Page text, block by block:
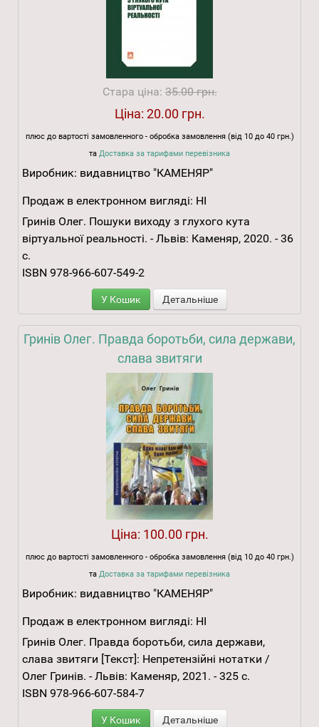
Стара ціна:35.00 грн.
Ціна: 20.00 грн.
плюс до вартості замовленного - обробка замовлення (від 10 до 40 грн.)
та Доставка за тарифами перевізника
Виробник: видавництво "КАМЕНЯР"
Продаж в електронном вигляді: НІ
Гринів Олег. Пошуки виходу з глухого кута
віртуальної реальності. - Львів: Каменяр, 2020. - 36
с.
ISBN 978-966-607-549-2
У Кошик Детальніше
Гринів Олег. Правда боротьби, сила держави,
слава звитяги
Ціна: 100.00 грн.
плюс до вартості замовленного - обробка замовлення (від 10 до 40 грн.)
та Доставка за тарифами перевізника
Виробник: видавництво "КАМЕНЯР"
Продаж в електронном вигляді: НІ
Гринів Олег. Правда боротьби, сила держави,
слава звитяги [Текст]: Непретензійні нотатки /
Олег Гринів. - Львів: Каменяр, 2021. - 325 с.
ISBN 978-966-607-584-7
У Кошик Детальніше